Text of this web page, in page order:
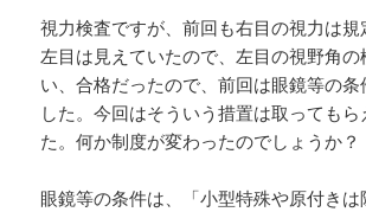
視力検査ですが、前回も右目の視力は規
左目は見えていたので、左目の視野角の
い、合格だったので、前回は眼鏡等の条
した。今回はそういう措置は取ってもら
た。何か制度が変わったのでしょうか？
眼鏡等の条件は、「小型特殊や原付きは